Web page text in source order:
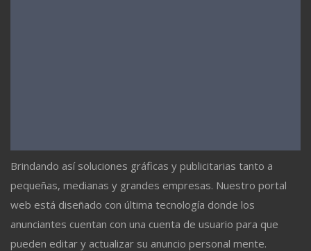
Brindando así soluciones gráficas y publicitarias tanto a
pequeñas, medianas y grandes empresas. Nuestro portal
web está diseñado con última tecnología donde los
anunciantes cuentan con una cuenta de usuario para que
pueden editar y actualizar su anuncio personal mente.